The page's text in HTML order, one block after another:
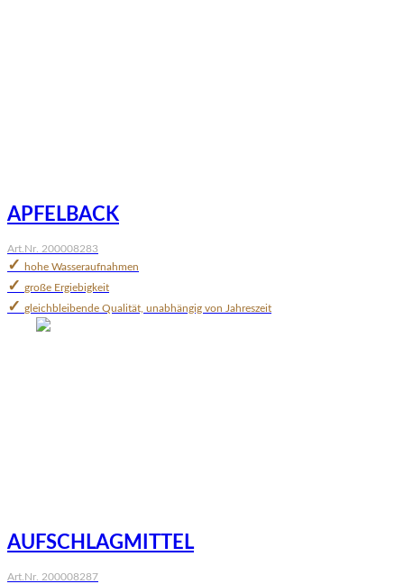
APFELBACK
Art.Nr. 200008283
✓ hohe Wasseraufnahmen
✓ große Ergiebigkeit
✓ gleichbleibende Qualität, unabhängig von Jahreszeit
AUFSCHLAGMITTEL
Art.Nr. 200008287